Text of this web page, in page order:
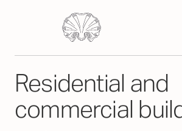
Residential and
commercial